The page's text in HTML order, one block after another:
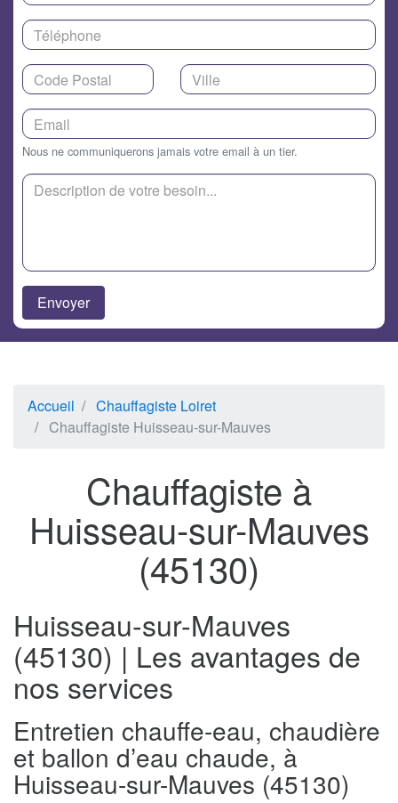
Nous ne communiquerons jamais votre email à un tier.
Accueil
Chauffagiste Loiret
Chauffagiste Huisseau-sur-Mauves
Chauffagiste à
Huisseau-sur-Mauves
(45130)
Huisseau-sur-Mauves
(45130) | Les avantages de
nos services
Entretien chauffe-eau, chaudière
et ballon d’eau chaude, à
Huisseau-sur-Mauves (45130)